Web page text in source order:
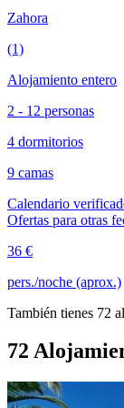
Zahora
(1)
Alojamiento entero
2 - 12 personas
4 dormitorios
9 camas
Calendario
Ofertas para otras
36 €
pers./noche (aprox.)
También tienes 72
72